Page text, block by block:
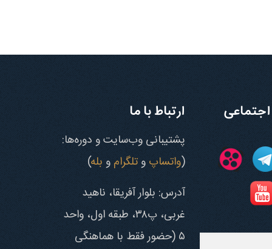
ارتباط با ما
پشتیبانی وب‌سایت و دوره‌ها:
(واتساپ وتلگرام و بله)
آدرس: بلوار آفریقا، ناهید
غربی، پ۳۸، طبقه اول، واحد
۵ (حضور فقط با هماهنگی